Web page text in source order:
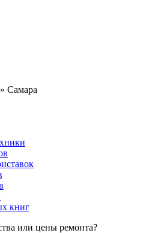
книг
или цены ремонта?